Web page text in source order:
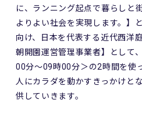
に、ランニング起点で暮らしと
よりよい社会を実現します。】
向け、日本を代表する近代西洋
朝開園運営管理事業者】として
00分～09時00分＞の2時間を使
人にカラダを動かすきっかけと
供していきます。